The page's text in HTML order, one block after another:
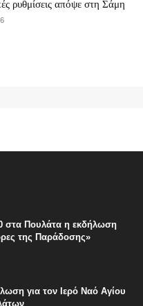
στα Πουλάτα η εκδήλωση
της Παράδοσης»
για τον Ιερό Ναό Αγίου